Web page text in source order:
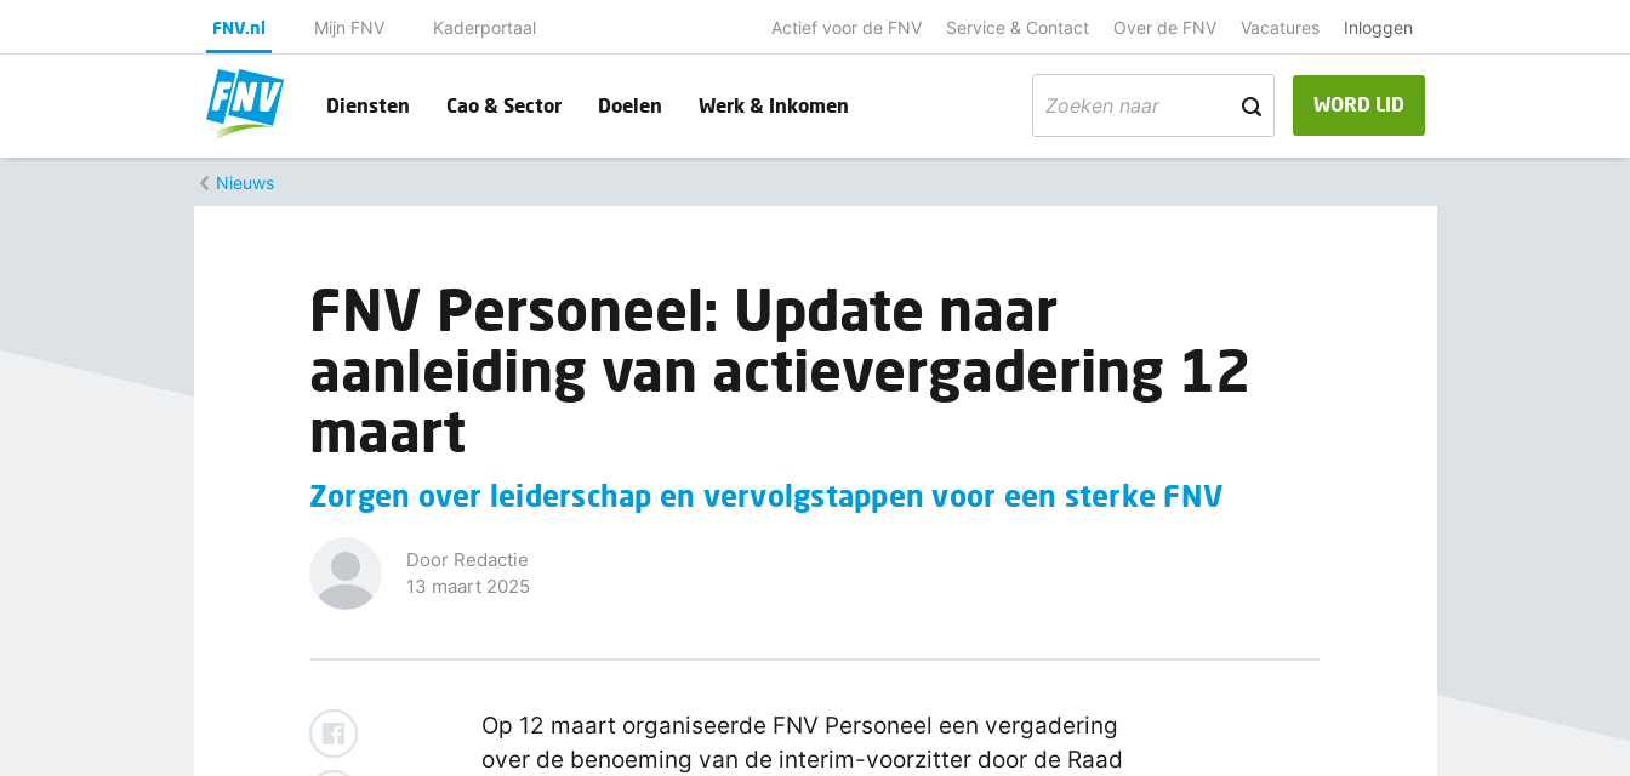
FNV.nl Mijn FNV Kaderportaal Actief voor de FNV Service & Contact Over de FNV Vacatures Inloggen
Diensten Cao & Sector Doelen Werk & Inkomen WORD LID
Nieuws
FNV Personeel: Update naar
aanleiding van actievergadering 12
maart
Zorgen over leiderschap en vervolgstappen voor een sterke FNV
Door Redactie
13 maart 2025
Op 12 maart organiseerde FNV Personeel een vergadering
over de benoeming van de interim-voorzitter door de Raad